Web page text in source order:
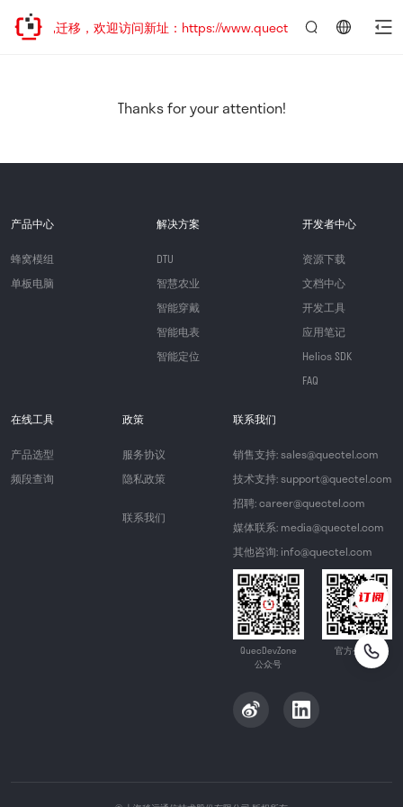
地址已迁移，欢迎访问新址：https://www.quectel.com.cn
Thanks for your attention!
产品中心
蜂窝模组
单板电脑
解决方案
DTU
智慧农业
智能穿戴
智能电表
智能定位
开发者中心
资源下载
文档中心
开发工具
应用笔记
Helios SDK
FAQ
在线工具
产品选型
频段查询
政策
服务协议
隐私政策
联系我们
联系我们
销售支持: sales@quectel.com
技术支持: support@quectel.com
招聘: career@quectel.com
媒体联系: media@quectel.com
其他咨询: info@quectel.com
QuecDevZone
公众号
官方公众号